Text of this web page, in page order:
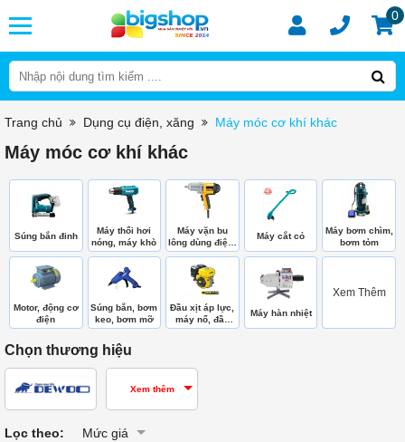
0
Trang chủ Dụng cụ điện, xăng Máy móc cơ khí khác
Máy móc cơ khí khác
Súng bắn đinh
Máy thổi hơi
nóng, máy khò
Máy vặn bu
lông dùng điện,
hơi
Máy cắt cỏ
Máy bơm chìm,
bơm tỏm
Motor, động cơ
điện
Súng bắn, bơm
keo, bơm mỡ
Đầu xịt áp lực,
máy nổ, đầu
bơm
Máy hàn nhiệt
Xem Thêm
Chọn thương hiệu
Xem thêm
Lọc theo: Mức giá